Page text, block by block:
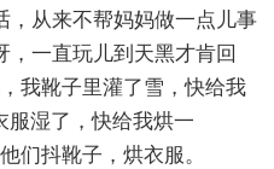
，从来不帮妈妈做一点儿事
，一直玩儿到天黑才肯回
我靴子里灌了雪，快给我
服湿了，快给我烘一
们抖靴子，烘衣服。